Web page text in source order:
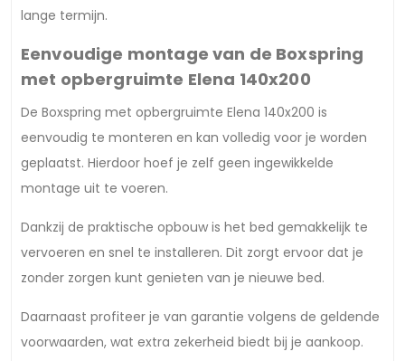
lange termijn.
Eenvoudige montage van de Boxspring
met opbergruimte Elena 140x200
De Boxspring met opbergruimte Elena 140x200 is
eenvoudig te monteren en kan volledig voor je worden
geplaatst. Hierdoor hoef je zelf geen ingewikkelde
montage uit te voeren.
Dankzij de praktische opbouw is het bed gemakkelijk te
vervoeren en snel te installeren. Dit zorgt ervoor dat je
zonder zorgen kunt genieten van je nieuwe bed.
Daarnaast profiteer je van garantie volgens de geldende
voorwaarden, wat extra zekerheid biedt bij je aankoop.